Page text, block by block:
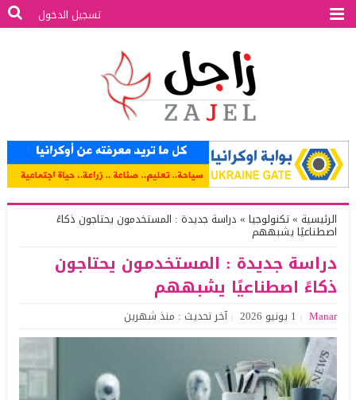
تسجيل الدخول
الرئيسية »تكنولوجيا »دراسة جديدة : المستخدمون يحتاجون ذكاءً
اصطناعيًا يشبههم
دراسة جديدة : المستخدمون يحتاجون
ذكاءً اصطناعيًا يشبههم
Manar 1 يونيو 2026 آخر تحديث : منذ شهرين